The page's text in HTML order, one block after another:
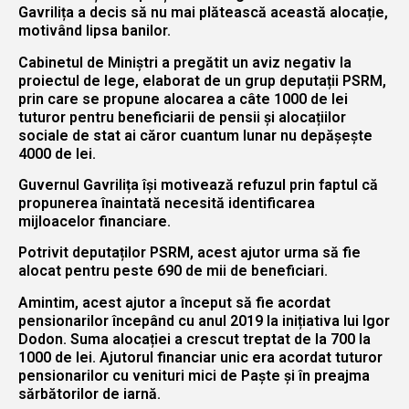
Gavrilița a decis să nu mai plătească această alocație,
motivând lipsa banilor.
Cabinetul de Miniștri a pregătit un aviz negativ la
proiectul de lege, elaborat de un grup deputații PSRM,
prin care se propune alocarea a câte 1000 de lei
tuturor pentru beneficiarii de pensii și alocațiilor
sociale de stat ai căror cuantum lunar nu depășește
4000 de lei.
Guvernul Gavrilița își motivează refuzul prin faptul că
propunerea înaintată necesită identificarea
mijloacelor financiare.
Potrivit deputaților PSRM, acest ajutor urma să fie
alocat pentru peste 690 de mii de beneficiari.
Amintim, acest ajutor a început să fie acordat
pensionarilor începând cu anul 2019 la inițiativa lui Igor
Dodon. Suma alocației a crescut treptat de la 700 la
1000 de lei. Ajutorul financiar unic era acordat tuturor
pensionarilor cu venituri mici de Paște și în preajma
sărbătorilor de iarnă.